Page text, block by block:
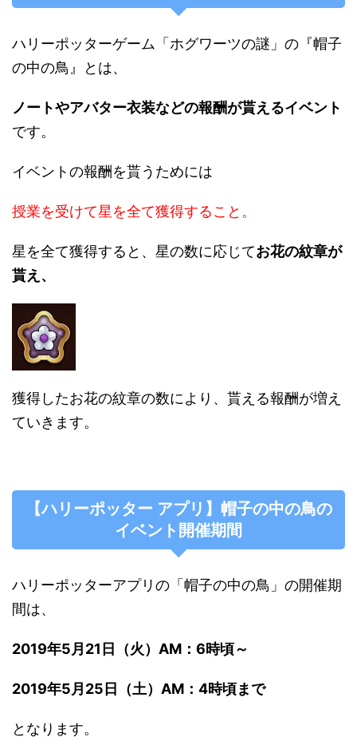
ハリーポッターゲーム「ホグワーツの謎」の『帽子
の中の鳥』とは、
ノートやアバター衣装などの報酬が貰えるイベント
です。
イベントの報酬を貰うためには
授業を受けて星を全て獲得すること。
星を全て獲得すると、星の数に応じてお花の紋章が
貰え、
獲得したお花の紋章の数により、貰える報酬が増え
ていきます。
【ハリーポッター アプリ】帽子の中の鳥の
イベント開催期間
ハリーポッターアプリの「帽子の中の鳥」の開催期
間は、
2019年5月21日（火）AM：6時頃～
2019年5月25 日（土）AM：4時頃まで
となります。